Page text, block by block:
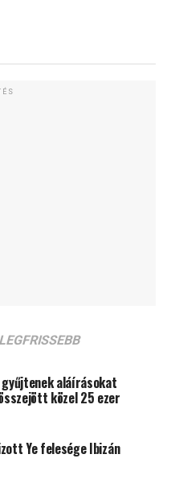
LEGFRISSEBB
aláírásokat
közel 25 ezer
Ye felesége Ibizán